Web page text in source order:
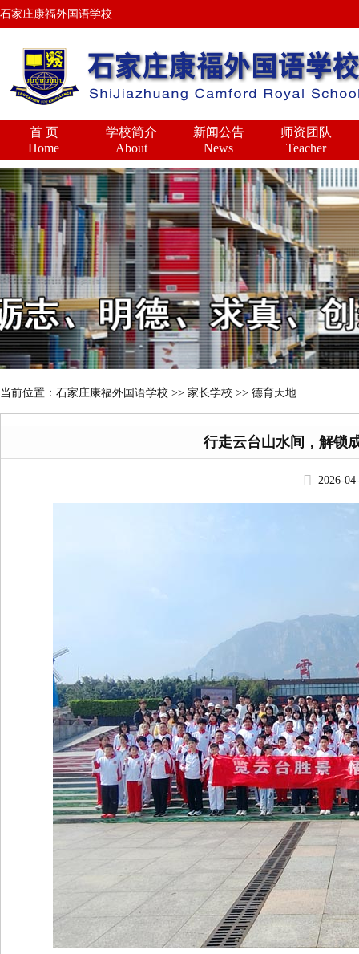
石家庄康福外国语学校
首 页
Home
学校简介
About
新闻公告
News
师资团队
Teacher
当前位置： 石家庄康福外国语学校 >> 家长学校 >> 德育天地
行走云台山水间，解锁
2026-